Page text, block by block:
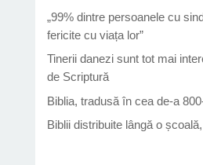
„99% dintre persoanele cu
fericite cu viața lor”
Tinerii danezi sunt tot mai
de Scriptură
Biblia, tradusă în cea de-a
Biblii distribuite lângă o